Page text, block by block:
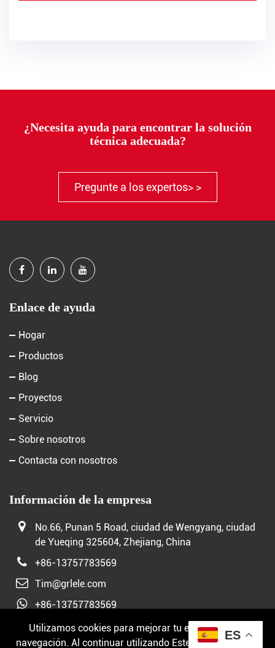
Utilizamos cookies para mejorar tu experiencia de
navegación. Al continuar utilizando Este sitio web, usted
¿Necesita ayuda para encontrar la solución
técnica adecuada?
Pregunte a los expertos> >
Enlace de ayuda
Hogar
Productos
Blog
Proyectos
Servicio
Sobre nosotros
Contacta con nosotros
Información de la empresa
No.66, Punan 5 Road, ciudad de Wengyang, ciudad
de Yueqing 325604, Zhejiang, China
+86-13757783569
Tim@grlele.com
+86-13757783569
ES